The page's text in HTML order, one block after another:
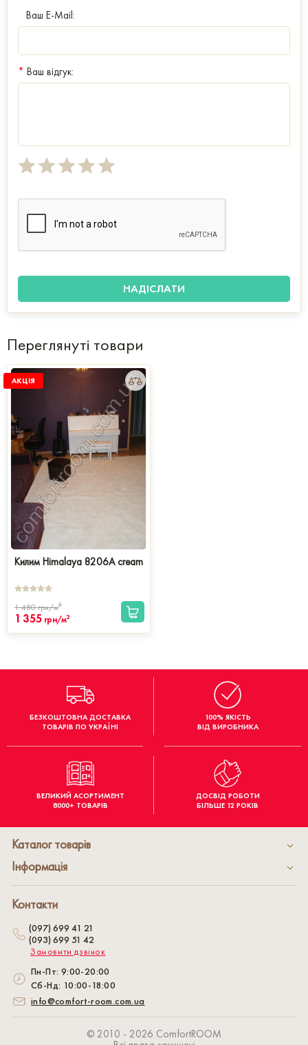
Ваш E-Mail:
* Ваш відгук:
Переглянуті товари
АКЦІЯ
Килим Himalaya 8206A cream
1 480грн/м2
1 355 грн/м2
БЕЗКОШТОВНА ДОСТАВКА
ТОВАРІВ ПО УКРАЇНІ
100% ЯКІСТЬ
ВІД ВИРОБНИКА
ВЕЛИКИЙ АСОРТИМЕНТ
8000+ ТОВАРІВ
ДОСВІД РОБОТИ
БІЛЬШЕ 12 РОКІВ
© 2010 - 2026 СomfortROOM
Каталог товарів
Інформація
Контакти
(097) 699 41 21
(093) 699 51 42
Замовити дзвінок
Пн-Пт: 9:00-20:00
Сб-Нд: 10:00-18:00
info@comfort-room.com.ua